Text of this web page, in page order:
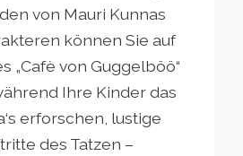
von Mauri Kunnas
können Sie auf
„Cafè von Guggelböö“
Ihre Kinder das
erforschen, lustige
des Tatzen –